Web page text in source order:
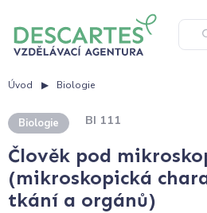
Úvod Biologie
Biologie BI 111
Člověk pod
(mikroskopická
tkání a orgánů)